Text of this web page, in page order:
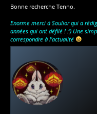
Bonne recherche Tenno.
Enorme merci à Soulior qui a
années qui ont défilé ! :’) Une
correspondre à l’actualité